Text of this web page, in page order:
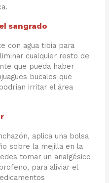
sangrado
con agua tibia para
cualquier resto de
que pueda haber
bucales que
irritar el área
aplica una bolsa
sobre la mejilla en la
tomar un analgésico
para aliviar el